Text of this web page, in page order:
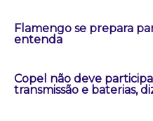
Flamengo se prepara
entenda
Copel não deve
transmissão e baterias,